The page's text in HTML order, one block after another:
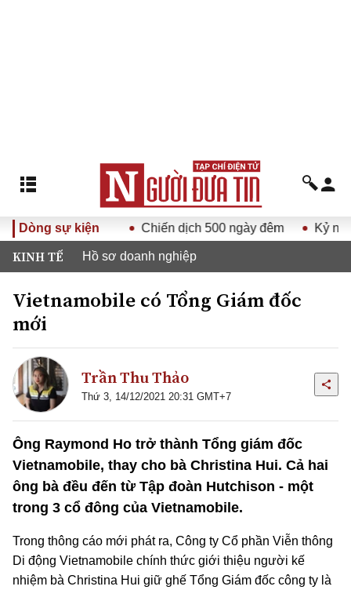
Dòng sự kiện
lần thứ XV Chiến dịch 500 ngày đêm Kỷ nguyên
KINH TẾ Hồ sơ doanh nghiệp
Vietnamobile có Tổng Giám đốc
mới
Trần Thu Thảo
Thứ 3, 14/12/2021 20:31 GMT+7
Ông Raymond Ho trở thành Tổng giám đốc
Vietnamobile, thay cho bà Christina Hui. Cả hai
ông bà đều đến từ Tập đoàn Hutchison - một
trong 3 cổ đông của Vietnamobile.
Trong thông cáo mới phát ra, Công ty Cổ phần Viễn thông
Di động Vietnamobile chính thức giới thiệu người kế
nhiệm bà Christina Hui giữ ghế Tổng Giám đốc công ty là